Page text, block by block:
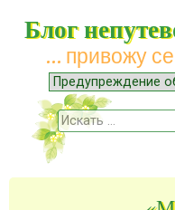
Блог
… привожу
Меню
Наверх
Поиск